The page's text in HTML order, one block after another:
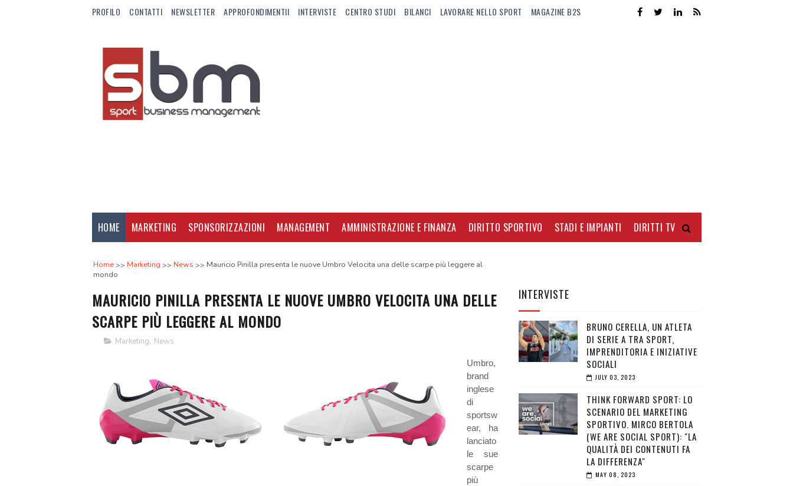
PROFILO CONTATTI NEWSLETTER APPROFONDIMENTII INTERVISTE CENTRO STUDI BILANCI LAVORARE NELLO SPORT MAGAZINE B2S
HOME MARKETING SPONSORIZZAZIONI MANAGEMENT AMMINISTRAZIONE E FINANZA DIRITTO SPORTIVO STADI E IMPIANTI DIRITTI TV
Home Marketing News
Mauricio Pinilla presenta le nuove Umbro Velocita una delle scarpe più leggere al
mondo
MAURICIO PINILLA PRESENTA LE NUOVE UMBRO VELOCITA UNA DELLE
SCARPE PIÙ LEGGERE AL MONDO
Marketing, News
Umbro,
brand
inglese
di
sportsw
ear, ha
lanciato
le sue
scarpe
più
INTERVISTE
BRUNO CERELLA, UN ATLETA
DI SERIE A TRA SPORT,
IMPRENDITORIA E INIZIATIVE
SOCIALI
JULY 03, 2023
THINK FORWARD SPORT: LO
SCENARIO DEL MARKETING
SPORTIVO. MIRCO BERTOLA
(WE ARE SOCIAL SPORT): "LA
QUALITÀ DEI CONTENUTI FA
LA DIFFERENZA"
MAY 08, 2023